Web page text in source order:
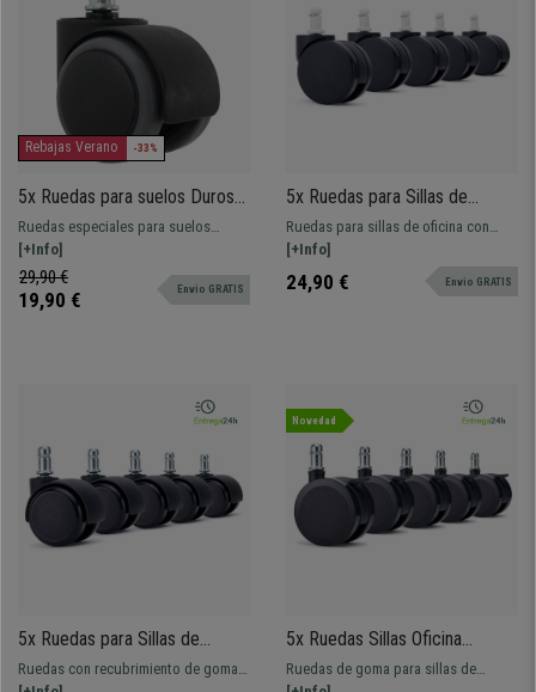
Rebajas Verano -33%
5x Ruedas para suelos Duros
11mm / 50mm ¡Soportan
hasta 150kgs! especiales para
parquet, baldosa...
Ruedas especiales para suelos
duros (parquet, baldosa, etc.) y todo
tipo de suelos. Evitan el rayado y las
marcas ya que tienen un
[+Info]
29,90 €
19,90 € Envio GRATIS
5x Ruedas para Sillas de
Oficina SILENT, Pin de Nylon,
en Color Negro
Ruedas para sillas de oficina con
pivote de nylon, especialmente
diseñadas para reducir la fricción
entre las partes metálicas y reducir al
[+Info]
24,90 € Envio GRATIS
5x Ruedas para Sillas de
Oficina RUSH, Recubrimiento
Goma, Multisuperficies, en
Ruedas con recubrimiento de goma
Novedad
5x Ruedas Sillas Oficina
BRAKE, 11x50mm,
Multisuperficies, Sistema de
Ruedas de goma para sillas de